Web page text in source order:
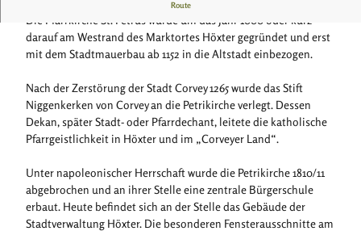
Route
Die Pfarrkirche St. Petrus wurde um das Jahr 1000 oder kurz
darauf am Westrand des Marktortes Höxter gegründet und erst
mit dem Stadtmauerbau ab 1152 in die Altstadt einbezogen.
Nach der Zerstörung der Stadt Corvey 1265 wurde das Stift
Niggenkerken von Corvey an die Petrikirche verlegt. Dessen
Dekan, später Stadt- oder Pfarrdechant, leitete die katholische
Pfarrgeistlichkeit in Höxter und im „Corveyer Land“.
Unter napoleonischer Herrschaft wurde die Petrikirche 1810/11
abgebrochen und an ihrer Stelle eine zentrale Bürgerschule
erbaut. Heute befindet sich an der Stelle das Gebäude der
Stadtverwaltung Höxter. Die besonderen Fensterausschnitte am